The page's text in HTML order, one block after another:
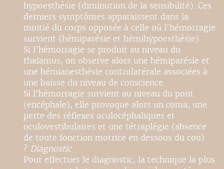
hypoesthésie (diminution de la sensibilité). Ces
derniers symptômes apparaissent dans la
moitié du corps opposée à celle où l'hémorragie
survient (hémiparésie et hémihypoesthésie).
Si l'hémorragie se produit au niveau du
thalamus, on observe alors une hémiparésie et
une hémianesthésie controlatérale associées à
une baisse du niveau de conscience.
Si l'hémorragie survient au niveau du pont
(encéphale), elle provoque alors un coma, une
perte des réflexes oculocéphaliques et
oculovestibulaires et une tétraplégie (absence
de toute fonction motrice en dessous du cou).
? Diagnostic
Pour effectuer le diagnostic, la technique la plus